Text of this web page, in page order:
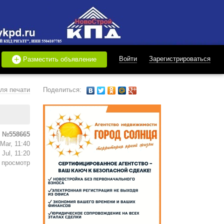
+ Разместить объявление Войти Зарегистрироваться
печати Поделиться:
№558665
11:40
11:20
просмотр